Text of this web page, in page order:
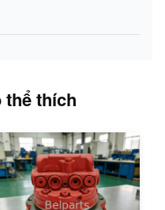
thể thích